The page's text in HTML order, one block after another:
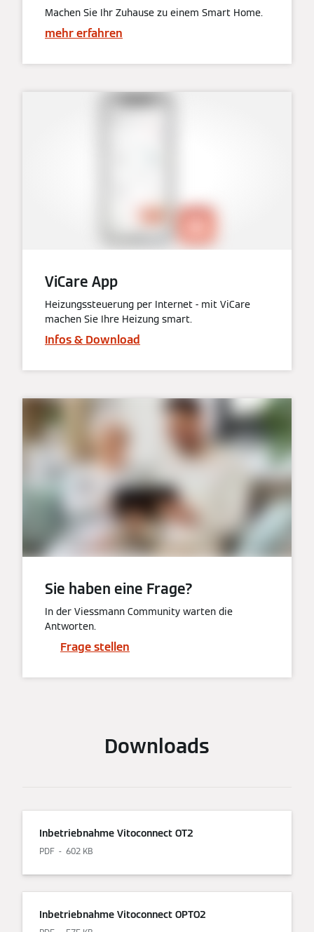
Machen Sie Ihr Zuhause zu einem Smart Home.
mehr erfahren
ViCare App
Heizungssteuerung per Internet - mit ViCare
machen Sie Ihre Heizung smart.
Infos & Download
Sie haben eine Frage?
In der Viessmann Community warten die
Antworten.
Frage stellen
Downloads
Inbetriebnahme Vitoconnect OT2
PDF 602 KB
Inbetriebnahme Vitoconnect OPTO2